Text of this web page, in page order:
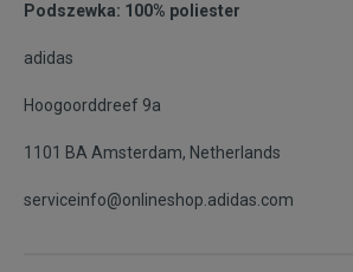
Podszewka: 100% poliester
adidas
Hoogoorddreef 9a
1101 BA Amsterdam, Netherlands
serviceinfo@onlineshop.adidas.com